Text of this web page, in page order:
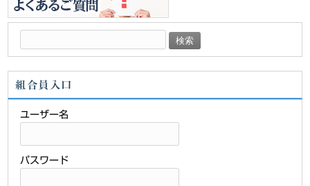
索:
組合員入口
ユーザー名
パスワード